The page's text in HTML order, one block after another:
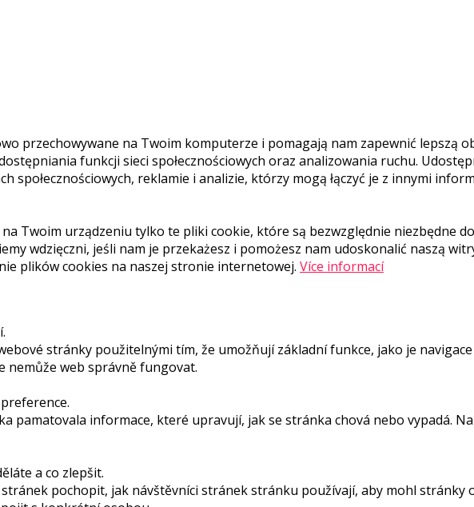
przechowywane na Twoim komputerze i pomagają nam zapewnić lepszą
funkcji sieci społecznościowych oraz analizowania ruchu.
społecznościowych, reklamie i analizie, którzy mogą łączyć je z innymi
Twoim urządzeniu tylko te pliki cookie, które są bezwzględnie niezbędne
wdzięczni, jeśli nam je przekażesz i pomożesz nam udoskonalić naszą
plików cookies na naszej stronie internetowej. Více informací
stránky použitelnými tím, že umožňují základní funkce, jako je
nemůže web správně fungovat.
pamatovala informace, které upravují, jak se stránka chová nebo vypadá.
a co zlepšit.
pochopit, jak návštěvníci stránek stránku používají, aby mohl stránky